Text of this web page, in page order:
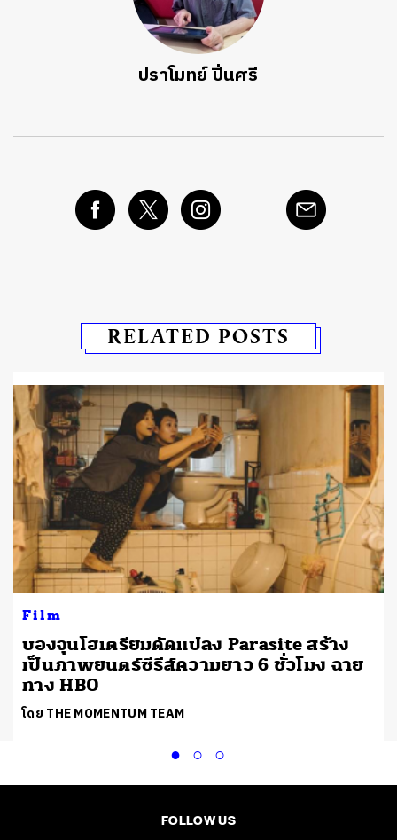
ปราโมทย์ ปิ่นศรี
RELATED POSTS
Film
บองจุนโฮเตรียมดัดแปลง Parasite สร้าง
เป็นภาพยนตร์ซีรีส์ความยาว 6 ชั่วโมง ฉาย
ทาง HBO
โดย THE MOMENTUM TEAM
FOLLOW US